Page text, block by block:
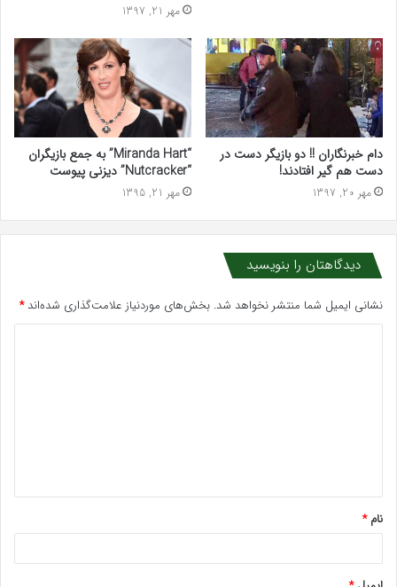
مهر 21, 1397
دام خبرنگاران !! دو بازیگر دست در
دست هم گیر افتادند!
مهر 20, 1397
“Miranda Hart” به جمع بازیگران
“Nutcracker” دیزنی پیوست
مهر 21, 1395
دیدگاهتان را بنویسید
نشانی ایمیل شما منتشر نخواهد شد. بخش‌های موردنیاز علامت‌گذاری شده‌اند*
*
نام*